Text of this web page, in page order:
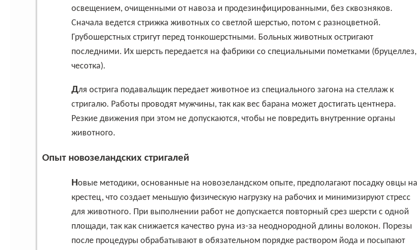
освещением, очищенными от навоза и продезинфицированными, без сквозняков.
Сначала ведется стрижка животных со светлой шерстью, потом с разноцветной.
Грубошерстных стригут перед тонкошерстными. Больных животных остригают
последними. Их шерсть передается на фабрики со специальными пометками (бруцеллез,
чесотка).
Для острига подавальщик передает животное из специального загона на стеллаж к
стригалю. Работы проводят мужчины, так как вес барана может достигать центнера.
Резкие движения при этом не допускаются, чтобы не повредить внутренние органы
животного.
Опыт новозеландских стригалей
Новые методики, основанные на новозеландском опыте, предполагают посадку овцы на
крестец, что создает меньшую физическую нагрузку на рабочих и минимизируют стресс
для животного. При выполнении работ не допускается повторный срез шерсти с одной
площади, так как снижается качество руна из-за неоднородной длины волокон. Порезы
после процедуры обрабатывают в обязательном порядке раствором йода и посыпают